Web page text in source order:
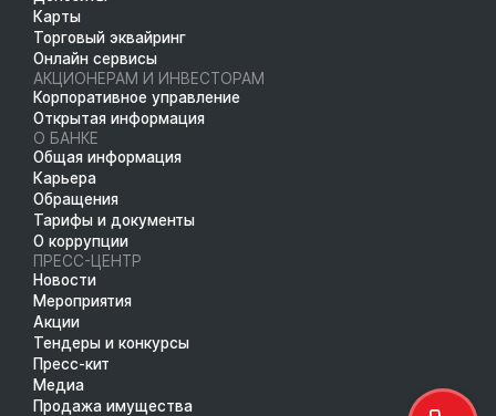
Карты
Торговый эквайринг
Онлайн сервисы
АКЦИОНЕРАМ И ИНВЕСТОРАМ
Корпоративное управление
Открытая информация
О БАНКЕ
Общая информация
Карьера
Обращения
Тарифы и документы
О коррупции
ПРЕСС-ЦЕНТР
Новости
Мероприятия
Акции
Тендеры и конкурсы
Пресс-кит
Медиа
Продажа имущества